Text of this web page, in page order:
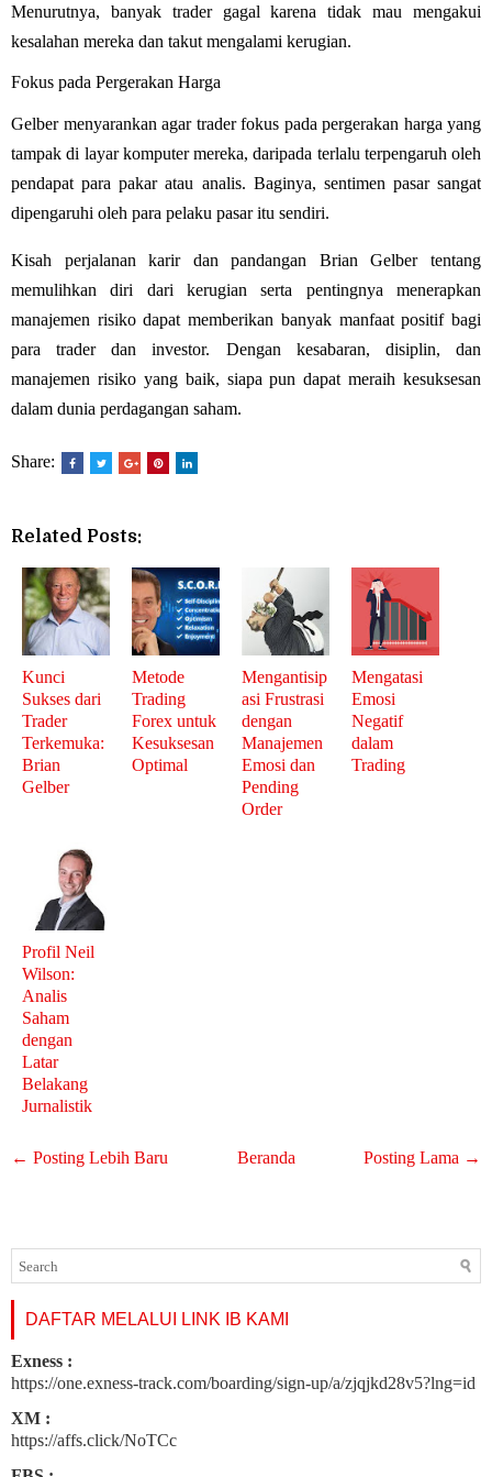
Menurutnya, banyak trader gagal karena tidak mau mengakui
kesalahan mereka dan takut mengalami kerugian.
Fokus pada Pergerakan Harga
Gelber menyarankan agar trader fokus pada pergerakan harga yang
tampak di layar komputer mereka, daripada terlalu terpengaruh oleh
pendapat para pakar atau analis. Baginya, sentimen pasar sangat
dipengaruhi oleh para pelaku pasar itu sendiri.
Kisah perjalanan karir dan pandangan Brian Gelber tentang
memulihkan diri dari kerugian serta pentingnya menerapkan
manajemen risiko dapat memberikan banyak manfaat positif bagi
para trader dan investor. Dengan kesabaran, disiplin, dan
manajemen risiko yang baik, siapa pun dapat meraih kesuksesan
dalam dunia perdagangan saham.
Share:
Related Posts:
Kunci
Sukses dari
Trader
Terkemuka:
Brian
Gelber
Metode
Trading
Forex untuk
Kesuksesan
Optimal
Mengantisip
asi Frustrasi
dengan
Manajemen
Emosi dan
Pending
Order
Mengatasi
Emosi
Negatif
dalam
Trading
Profil Neil
Wilson:
Analis
Saham
dengan
Latar
Belakang
Jurnalistik
← Posting Lebih Baru Posting Lama →
Beranda
DAFTAR MELALUI LINK IB KAMI
Exness :
https://one.exness-track.com/boarding/sign-up/a/zjqjkd28v5?lng=id
XM :
https://affs.click/NoTCc